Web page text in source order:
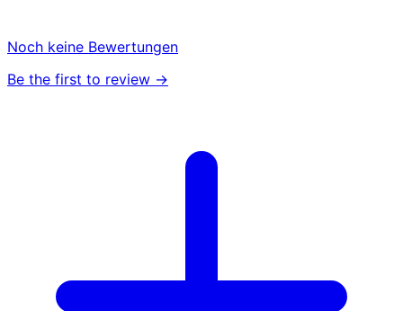
Noch keine Bewertungen
Be the first to review →